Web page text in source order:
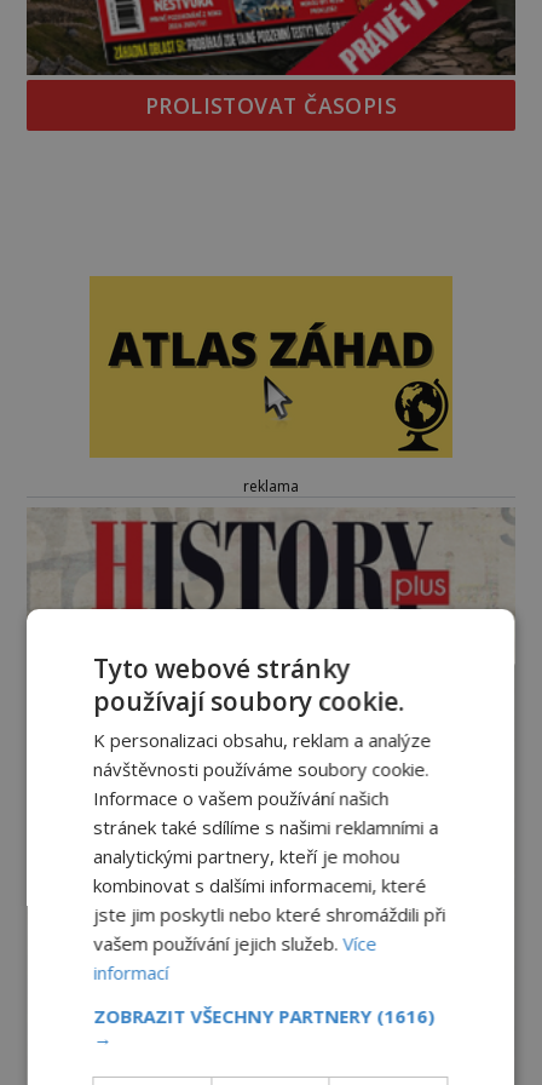
PROLISTOVAT ČASOPIS
reklama
Tyto webové stránky
používají soubory cookie.
K personalizaci obsahu, reklam a analýze
návštěvnosti používáme soubory cookie.
Informace o vašem používání našich
stránek také sdílíme s našimi reklamními a
analytickými partnery, kteří je mohou
kombinovat s dalšími informacemi, které
jste jim poskytli nebo které shromáždili při
vašem používání jejich služeb.Více
informací
ZOBRAZIT VŠECHNY PARTNERY (1616)
→